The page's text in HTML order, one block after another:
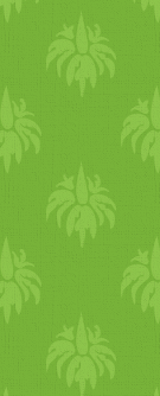
- 2
- 1